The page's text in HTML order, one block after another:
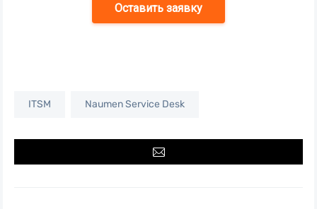
Оставить заявку
ITSM Naumen Service Desk